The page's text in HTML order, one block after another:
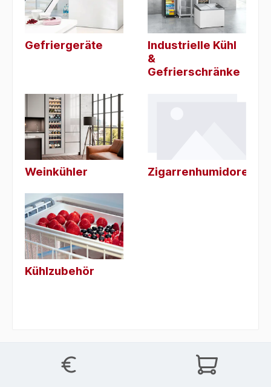
Gefriergeräte
Industrielle Kühl
&
Gefrierschränke
Weinkühler Zigarrenhumidore
Kühlzubehör